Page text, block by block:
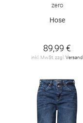
zero
Hose
89,99 €
inkl. MwSt. zzgl. Versand